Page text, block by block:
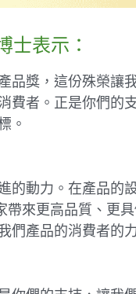
士表示：
品獎，這份殊榮讓
者。正是你們的
。
的動力。在產品的
帶來更高品質、更
們產品的消費者的